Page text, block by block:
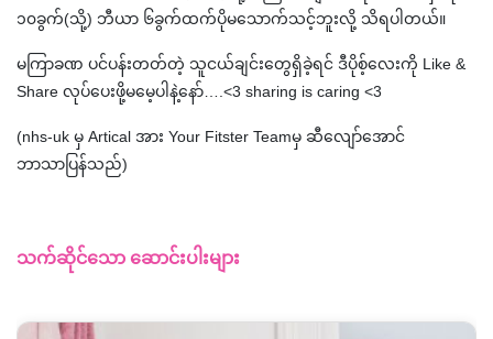
၁၀ခွက်(သို့) ဘီယာ ၆ခွက်ထက်ပိုမသောက်သင့်ဘူးလို့ သိရပါတယ်။
မကြာခဏ ပင်ပန်းတတ်တဲ့ သူငယ်ချင်းတွေရှိခဲ့ရင် ဒီပိုစ့်လေးကို Like &
Share လုပ်ပေးဖို့မမေ့ပါနဲ့နော်….<3 sharing is caring <3
(nhs-uk မှ Artical အား Your Fitster Teamမှ ဆီလျော်အောင်
ဘာသာပြန်သည်)
သက်ဆိုင်သော ဆောင်းပါးများ